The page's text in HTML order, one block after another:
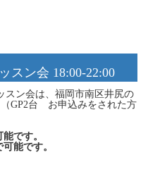
スン会 18:00-22:00
スン会は、福岡市南区井尻の
GP2台 お申込みをされた方
です。
能です。